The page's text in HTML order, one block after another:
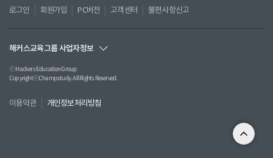
로그인 회원가입 PC버전 고객센터 불편사항신고
해커스교육그룹 사업자정보
ⓒ Hackers Education Group
CopyrightⓒChampstudy. All Rights Reserved.
(주) 챔프스터디
이용약관 개인정보처리방침